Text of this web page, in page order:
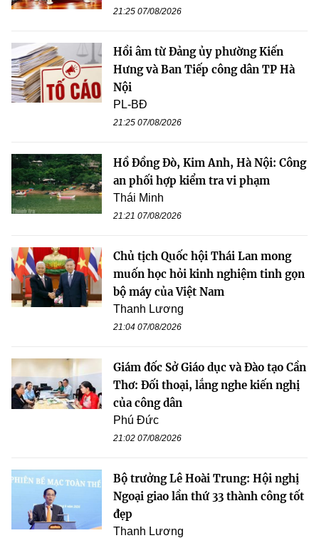
21:25 07/08/2026
Hồi âm từ Đảng ủy phường Kiến
Hưng và Ban Tiếp công dân TP Hà
Nội
PL-BĐ
21:25 07/08/2026
Hồ Đồng Đò, Kim Anh, Hà Nội: Công
an phối hợp kiểm tra vi phạm
Thái Minh
21:21 07/08/2026
Chủ tịch Quốc hội Thái Lan mong
muốn học hỏi kinh nghiệm tinh gọn
bộ máy của Việt Nam
Thanh Lương
21:04 07/08/2026
Giám đốc Sở Giáo dục và Đào tạo Cần
Thơ: Đối thoại, lắng nghe kiến nghị
của công dân
Phú Đức
21:02 07/08/2026
Bộ trưởng Lê Hoài Trung: Hội nghị
Ngoại giao lần thứ 33 thành công tốt
đẹp
Thanh Lương